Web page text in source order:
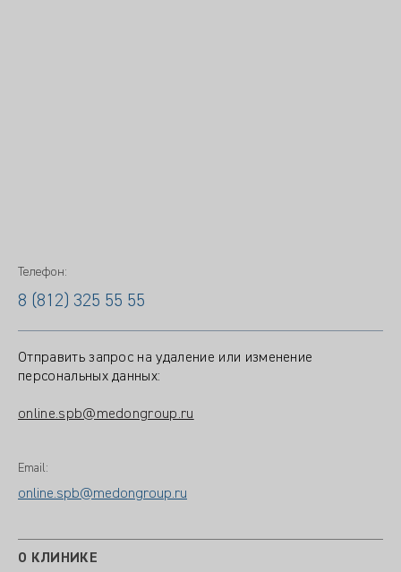
Телефон:
8 (812) 325 55 55
Отправить запрос на удаление или изменение
персональных данных:
online.spb@medongroup.ru
Email:
online.spb@medongroup.ru
О КЛИНИКЕ